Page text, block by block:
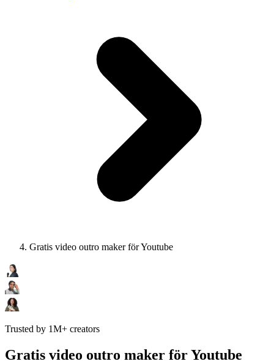
Gratis video outro maker för Youtube
Trusted by 1M+ creators
Gratis video outro maker för Youtube